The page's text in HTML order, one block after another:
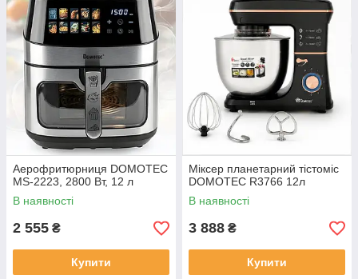
Аерофритюрниця DOMOTEC
MS-2223, 2800 Вт, 12 л
В наявності
2 555 ₴
Купити
Міксер планетарний тістоміс
DOMOTEC R3766 12л
В наявності
3 888 ₴
Купити